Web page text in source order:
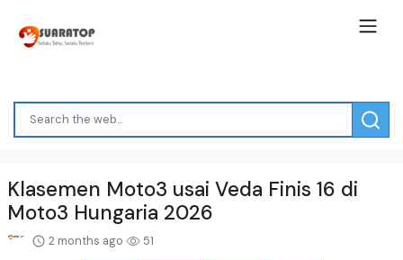
Klasemen Moto3 usai Veda Finis 16 di
Moto3 Hungaria 2026
2 months ago 51